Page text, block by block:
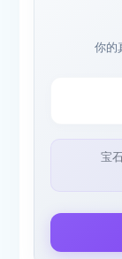
你的
宝